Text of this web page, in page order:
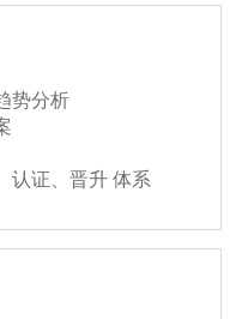
势分析
认证、晋升 体系